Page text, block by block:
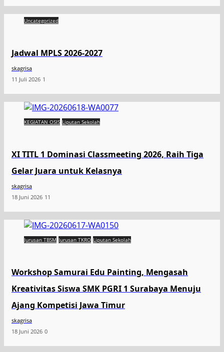
Uncategorized
Jadwal MPLS 2026-2027
skagrisa
11 Juli 2026 1
KEGIATAN OSIS Liputan Sekolah
XI TITL 1 Dominasi Classmeeting 2026, Raih Tiga
Gelar Juara untuk Kelasnya
skagrisa
18 Juni 2026 11
Jurusan TBSM Jurusan TKRO Liputan Sekolah
Workshop Samurai Edu Painting, Mengasah
Kreativitas Siswa SMK PGRI 1 Surabaya Menuju
Ajang Kompetisi Jawa Timur
skagrisa
18 Juni 2026 0